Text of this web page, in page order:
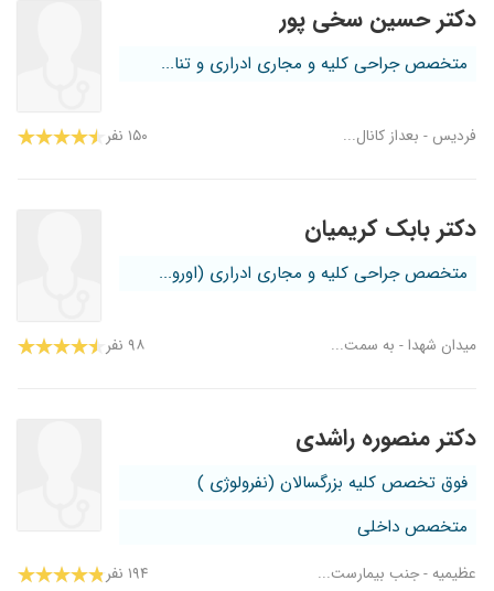
دکتر حسین سخی پور
متخصص جراحی کلیه و مجاری ادراری و تنا...
فردیس - بعداز کانال... ۱۵۰ نفر
دکتر بابک کریمیان
متخصص جراحی کلیه و مجاری ادراری (اورو...
میدان شهدا - به سمت... ۹۸ نفر
دکتر منصوره راشدی
فوق تخصص کلیه بزرگسالان (نفرولوژی )
متخصص داخلی
عظیمیه - جنب بیمارست... ۱۹۴ نفر